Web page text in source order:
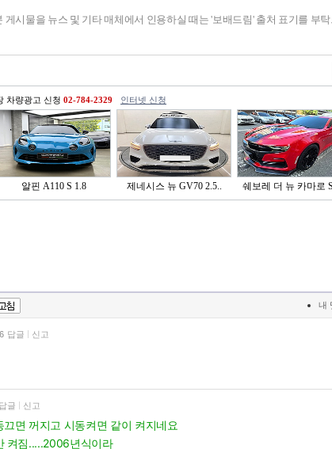
게시물을 뉴스 및 기타 매체에서 인용하실 때는 '보배드림' 출처 표기를 부
차량광고 신청 02-784-2329 인터넷 신청
알핀 A110 S 1.8 제네시스 뉴 GV70 2.5.. 쉐보레 더 뉴 카마로
내
답글 신고
답글 신고
면 꺼지고 시동켜면 같이 켜지네요
켜짐.....2006년식이라